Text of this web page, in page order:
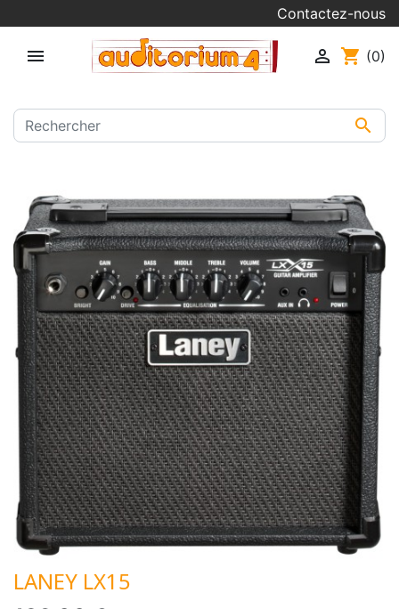
Contactez-nous


 shopping_cart (0)
LANEY LX15